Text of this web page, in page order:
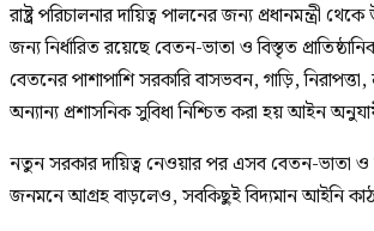
রাষ্ট্র পরিচালনার দায়িত্ব পালনের জন্য প্রধানমন্ত্রী
জন্য নির্ধারিত রয়েছে বেতন-ভাতা ও বিস্তৃত
বেতনের পাশাপাশি সরকারি বাসভবন, গাড়ি,
অন্যান্য প্রশাসনিক সুবিধা নিশ্চিত করা হয় আইন
নতুন সরকার দায়িত্ব নেওয়ার পর এসব বেতন-ভাতা ও
জনমনে আগ্রহ বাড়লেও, সবকিছুই বিদ্যমান আইনি